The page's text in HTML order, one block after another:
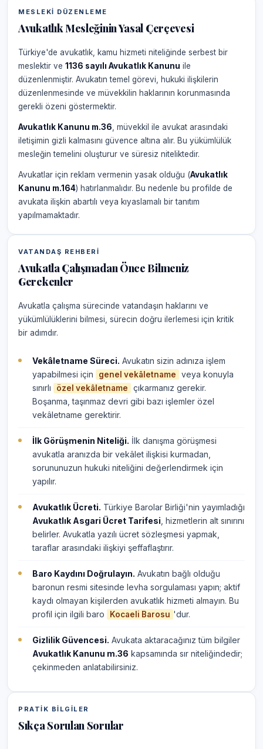
MESLEKI DÜZENLEME
Avukatlık Mesleğinin Yasal Çerçevesi
Türkiye'de avukatlık, kamu hizmeti niteliğinde serbest bir
meslektir ve 1136 sayılı Avukatlık Kanunu ile
düzenlenmiştir. Avukatın temel görevi, hukuki ilişkilerin
düzenlenmesinde ve müvekkilin haklarının korunmasında
gerekli özeni göstermektir.
Avukatlık Kanunu m.36 , müvekkil ile avukat arasındaki
iletişimin gizli kalmasını güvence altına alır. Bu yükümlülük
mesleğin temelini oluşturur ve süresiz niteliktedir.
Avukatlar için reklam vermenin yasak olduğu (Avukatlık
Kanunu m.164) hatırlanmalıdır. Bu nedenle bu profilde de
avukata ilişkin abartılı veya kıyaslamalı bir tanıtım
yapılmamaktadır.
VATANDAŞ REHBERI
Avukatla Çalışmadan Önce Bilmeniz
Gerekenler
Avukatla çalışma sürecinde vatandaşın haklarını ve
yükümlülüklerini bilmesi, sürecin doğru ilerlemesi için kritik
bir adımdır.
Vekâletname Süreci. Avukatın sizin adınıza işlem
yapabilmesi için
genel vekâletname
veya konuyla
sınırlı
özel vekâletname
çıkarmanız gerekir.
Boşanma, taşınmaz devri gibi bazı işlemler özel
vekâletname gerektirir.
İlk Görüşmenin Niteliği. İlk danışma görüşmesi
avukatla aranızda bir vekâlet ilişkisi kurmadan,
sorununuzun hukuki niteliğini değerlendirmek için
yapılır.
Avukatlık Ücreti. Türkiye Barolar Birliği'nin yayımladığı
Avukatlık Asgari Ücret Tarifesi , hizmetlerin alt sınırını
belirler. Avukatla yazılı ücret sözleşmesi yapmak,
taraflar arasındaki ilişkiyi şeffaflaştırır.
Baro Kaydını Doğrulayın. Avukatın bağlı olduğu
baronun resmi sitesinde levha sorgulaması yapın; aktif
kaydı olmayan kişilerden avukatlık hizmeti almayın. Bu
profil için ilgili baro
Kocaeli Barosu 'dur.
Gizlilik Güvencesi. Avukata aktaracağınız tüm bilgiler
Avukatlık Kanunu m.36 kapsamında sır niteliğindedir;
çekinmeden anlatabilirsiniz.
PRATIK BILGILER
Sıkça Sorulan Sorular